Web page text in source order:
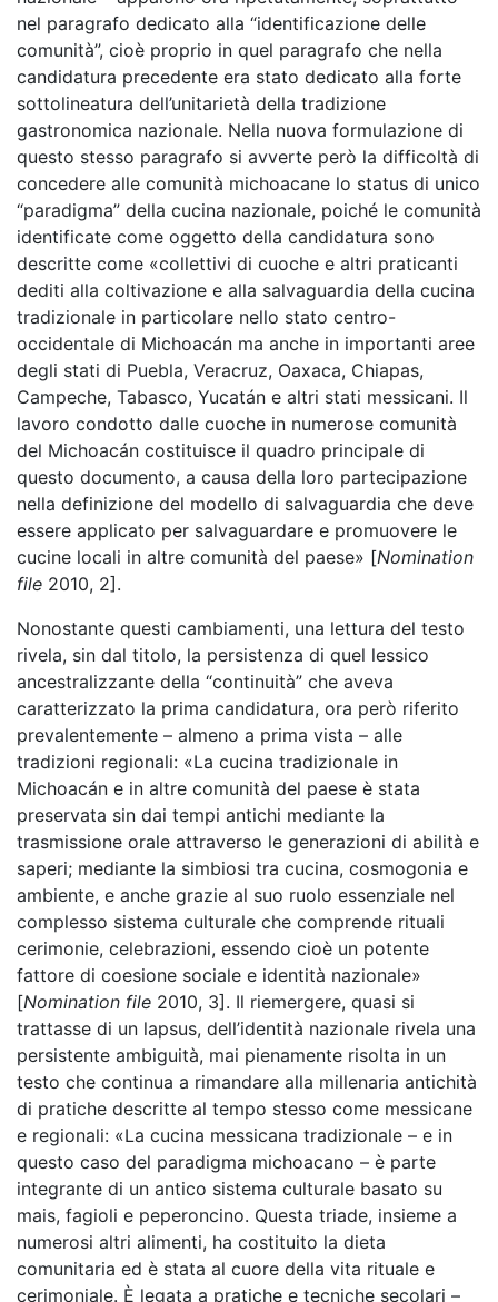
nel paragrafo dedicato alla “identificazione delle
comunità”, cioè proprio in quel paragrafo che nella
candidatura precedente era stato dedicato alla forte
sottolineatura dell’unitarietà della tradizione
gastronomica nazionale. Nella nuova formulazione di
questo stesso paragrafo si avverte però la difficoltà di
concedere alle comunità michoacane lo status di unico
“paradigma” della cucina nazionale, poiché le comunità
identificate come oggetto della candidatura sono
descritte come «collettivi di cuoche e altri praticanti
dediti alla coltivazione e alla salvaguardia della cucina
tradizionale in particolare nello stato centro-
occidentale di Michoacán ma anche in importanti aree
degli stati di Puebla, Veracruz, Oaxaca, Chiapas,
Campeche, Tabasco, Yucatán e altri stati messicani. Il
lavoro condotto dalle cuoche in numerose comunità
del Michoacán costituisce il quadro principale di
questo documento, a causa della loro partecipazione
nella definizione del modello di salvaguardia che deve
essere applicato per salvaguardare e promuovere le
cucine locali in altre comunità del paese» [Nomination
file 2010, 2].
Nonostante questi cambiamenti, una lettura del testo
rivela, sin dal titolo, la persistenza di quel lessico
ancestralizzante della “continuità” che aveva
caratterizzato la prima candidatura, ora però riferito
prevalentemente – almeno a prima vista – alle
tradizioni regionali: «La cucina tradizionale in
Michoacán e in altre comunità del paese è stata
preservata sin dai tempi antichi mediante la
trasmissione orale attraverso le generazioni di abilità e
saperi; mediante la simbiosi tra cucina, cosmogonia e
ambiente, e anche grazie al suo ruolo essenziale nel
complesso sistema culturale che comprende rituali
cerimonie, celebrazioni, essendo cioè un potente
fattore di coesione sociale e identità nazionale»
[Nomination file 2010, 3]. Il riemergere, quasi si
trattasse di un lapsus, dell’identità nazionale rivela una
persistente ambiguità, mai pienamente risolta in un
testo che continua a rimandare alla millenaria antichità
di pratiche descritte al tempo stesso come messicane
e regionali: «La cucina messicana tradizionale – e in
questo caso del paradigma michoacano – è parte
integrante di un antico sistema culturale basato su
mais, fagioli e peperoncino. Questa triade, insieme a
numerosi altri alimenti, ha costituito la dieta
comunitaria ed è stata al cuore della vita rituale e
cerimoniale. È legata a pratiche e tecniche secolari –